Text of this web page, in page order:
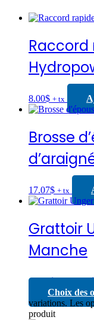
Raccord
8.00$ + tx
Brosse
17.07$ + tx
Grattoir
Manche
44.00$ – 87.50
Choix des
variations. Les
produit